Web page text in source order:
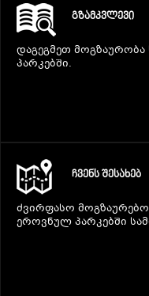
ᲒᲖᲐᲛᲙᲕᲚᲔᲕᲘ
დაგეგმეთ
პარკებში.
ᲩᲕᲔᲜᲡ ᲨᲔᲡᲐᲮᲔᲑ
ძვირფასო
ეროვნულ პარკებში